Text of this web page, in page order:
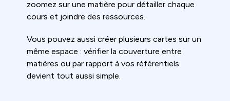
zoomez sur une matière pour détailler chaque
cours et joindre des ressources.
Vous pouvez aussi créer plusieurs cartes sur un
même espace : vérifier la couverture entre
matières ou par rapport à vos référentiels
devient tout aussi simple.